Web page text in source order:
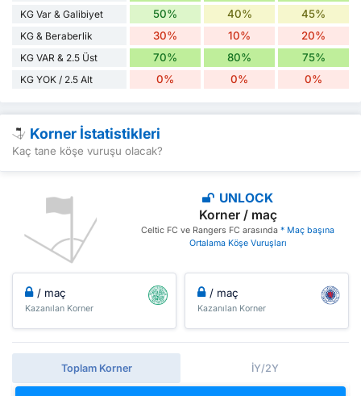
KG Var & Galibiyet 50% 40% 45%
KG & Beraberlik 30% 10% 20%
KG VAR & 2.5 Üst 70% 80% 75%
KG YOK / 2.5 Alt 0% 0% 0%
Korner İstatistikleri
Kaç tane köşe vuruşu olacak?
UNLOCK
Korner / maç
Celtic FC ve Rangers FC arasında* Maç başına
Ortalama Köşe Vuruşları
/ maç
Kazanılan Korner
/ maç
Kazanılan Korner
Toplam Korner İY/2Y